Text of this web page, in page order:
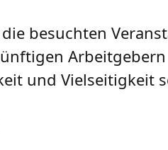
besuchten
und Vielseitigkeit